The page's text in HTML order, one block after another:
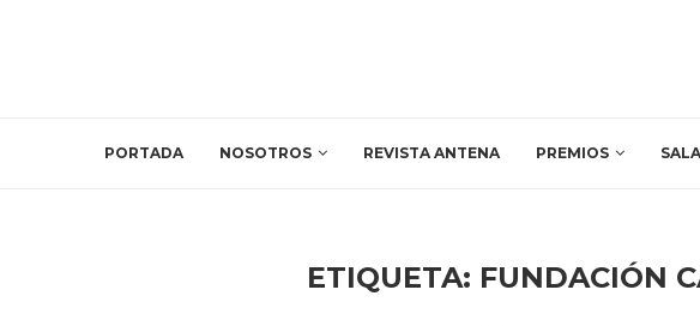
PORTADA NOSOTROS REVISTA ANTENA PREMIOS
ETIQUETA: FUNDACIÓN